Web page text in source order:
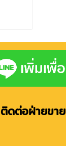
ติดต่อฝ่ายขาย